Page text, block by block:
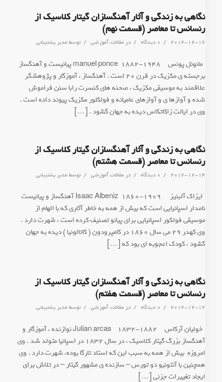
نگاهی به زندگی و آثار آهنگسا‍زان گیتار کلاسیک از
رنسانس تا معاصر (قسمت نهم)
2012-12-16
/ 0 دیدگاه / در مقالات آموزشی / توسطمدیر پشتیبانی
*مانوئل پونس manuel ponce 1882-1948 پیانیست و آهنگساز
برجسته ی مکزیک در قرن 20 است . آهنگساز ، آموزگار و پژوهشگر
علاقمند به موسیقی مکزیک ، صحنه های کنسرت رابا سنن فراموش
شده و آوازها ی و آوازهای عامیانه و فولکلور مکزیک پیوند داده است .
وی در ایالت زاکاتکاس دیده به جهان گشود . […]
نگاهی به زندگی و آثار آهنگسا‍زان گیتار کلاسیک از
رنسانس تا معاصر (قسمت هشتم)
2012-12-14
/ 0 دیدگاه / در مقالات آموزشی / توسطمدیر پشتیبانی
*ایزاک آلبنیز Isaac Albeniz 1860-1909 آهنگساز و پیانیست
نامدار اسپانیایی است که بیش از همه به خاطر آثاری که با الهام از
موسیقی فولکور اسپانیایی برای پیانو تصنیف کرده است ، شهرت دارد .
وی کهدر 29 می سال 1860 در کامپرودون ( کاتالونیا ) دیده به جهان
گشود ، کودک اعجوبه ای بود که […]
نگاهی به زندگی و آثار آهنگسا‍زان گیتار کلاسیک از
رنسانس تا معاصر (قسمت هفتم)
2012-12-12
/ 0 دیدگاه / در مقالات آموزشی / توسطمدیر پشتیبانی
*خولیان آرکاس Julian arcas 1832-1882 نوازنده ، آموزگار و
آهنگساز بزرگ گیتار کلاسیک ، در سال 1832 در اسپانیا متولد شد . وی
امروزه بیش از همه به سبب این که استاد تارگا بوده، شهرت دارد . وی
همچنین با آنتونیو دو تورس – سازنده ی مشهور گیتار – در تلاش برای
ایجاد تغییرات جزئی […]